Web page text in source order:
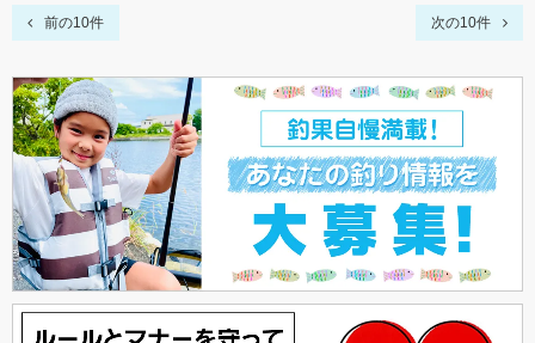
前の10件 次の10件